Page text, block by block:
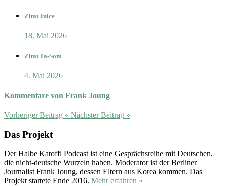
Zitat Juice
18. Mai 2026
Zitat Ta-Som
4. Mai 2026
Kommentare von Frank Joung
Vorheriger Beitrag « Nächster Beitrag »
Das Projekt
Der Halbe Katoffl Podcast ist eine Gesprächsreihe mit Deutschen,
die nicht-deutsche Wurzeln haben. Moderator ist der Berliner
Journalist Frank Joung, dessen Eltern aus Korea kommen. Das
Projekt startete Ende 2016. Mehr erfahren »